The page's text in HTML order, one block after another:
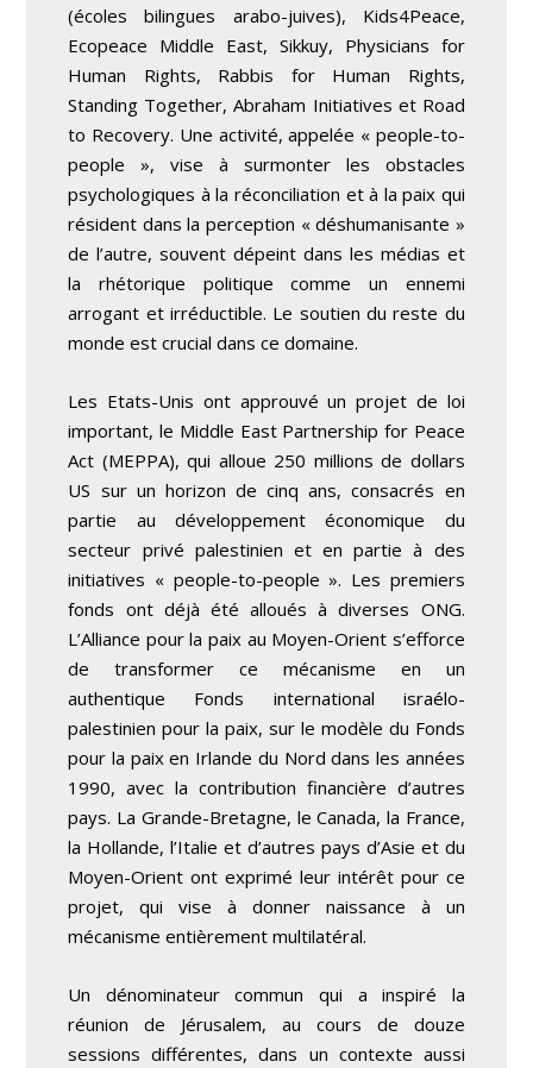
(écoles bilingues arabo-juives), Kids4Peace,
Ecopeace Middle East, Sikkuy, Physicians for
Human Rights, Rabbis for Human Rights,
Standing Together, Abraham Initiatives et Road
to Recovery. Une activité, appelée « people-to-
people », vise à surmonter les obstacles
psychologiques à la réconciliation et à la paix qui
résident dans la perception « déshumanisante »
de l’autre, souvent dépeint dans les médias et
la rhétorique politique comme un ennemi
arrogant et irréductible. Le soutien du reste du
monde est crucial dans ce domaine.
Les Etats-Unis ont approuvé un projet de loi
important, le Middle East Partnership for Peace
Act (MEPPA), qui alloue 250 millions de dollars
US sur un horizon de cinq ans, consacrés en
partie au développement économique du
secteur privé palestinien et en partie à des
initiatives « people-to-people ». Les premiers
fonds ont déjà été alloués à diverses ONG.
L’Alliance pour la paix au Moyen-Orient s’efforce
de transformer ce mécanisme en un
authentique Fonds international israélo-
palestinien pour la paix, sur le modèle du Fonds
pour la paix en Irlande du Nord dans les années
1990, avec la contribution financière d’autres
pays. La Grande-Bretagne, le Canada, la France,
la Hollande, l’Italie et d’autres pays d’Asie et du
Moyen-Orient ont exprimé leur intérêt pour ce
projet, qui vise à donner naissance à un
mécanisme entièrement multilatéral.
Un dénominateur commun qui a inspiré la
réunion de Jérusalem, au cours de douze
sessions différentes, dans un contexte aussi